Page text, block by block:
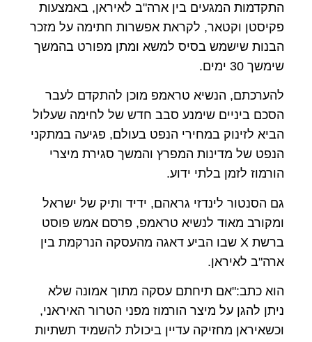
התקדמות המגעים בין ארה"ב לאיראן, באמצעות
פקיסטן וקטאר, לקראת אפשרות חתימה על מזכר
הבנות שישמש בסיס למשא ומתן מפורט בהמשך
שימשך 30 ימים.
להערכתם, הנשיא טראמפ מוכן להתקדם לעבר
הסכם ביניים שימנע סבב חדש של לחימה שעלול
הביא לזינוק במחירי הנפט בעולם, פגיעה במתקני
הנפט של מדינות המפרץ והמשך סגירת מיצרי
הורמוז לזמן בלתי ידוע.
גם הסנטור לינדזי גראהם, ידיד ותיק של ישראל
ומקורב מאוד לנשיא טראמפ, פרסם אמש פוסט
ברשת X שבו הביע דאגה מהעסקה הנרקמת בין
ארה"ב לאיראן.
הוא כתב:"אם תיחתם עסקה מתוך אמונה שלא
ניתן להגן על מיצר הורמוז מפני הטרור האיראני,
וכשאיראן מחזיקה עדיין ביכולת להשמיד תשתיות